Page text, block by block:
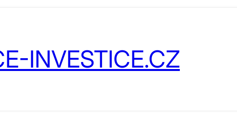
INVESTICE.CZ